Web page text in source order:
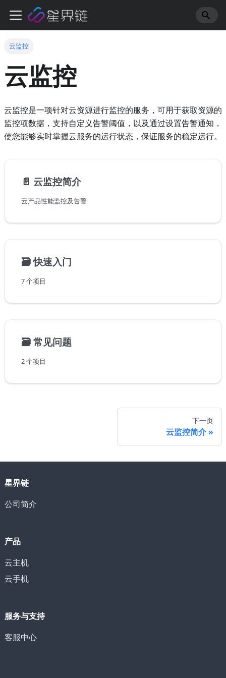
云监控
云监控
云监控是一项针对云资源进行监控的服务，可用于获取资源的
监控项数据，支持自定义告警阈值，以及通过设置告警通知，
使您能够实时掌握云服务的运行状态，保证服务的稳定运行。
📄️ 云监控简介
云产品性能监控及告警
🗃️快速入门
7 个项目
🗃️常见问题
2 个项目
下一页
云监控简介
星界链
公司简介
产品
云主机
云手机
服务与支持
客服中心